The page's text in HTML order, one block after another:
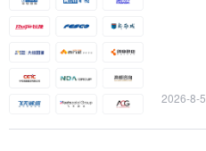
2026-8-5